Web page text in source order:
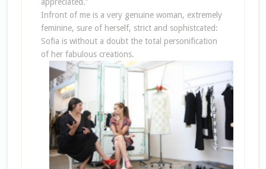
Infront of me is a very genuine woman, extremely
feminine, sure of herself, strict and sophistcated:
Sofia is without a doubt the total personification
of her fabulous creations.